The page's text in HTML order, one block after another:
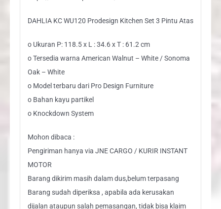
DAHLIA KC WU120 Prodesign Kitchen Set 3 Pintu Atas
o Ukuran P: 118.5 x L : 34.6 x T : 61.2 cm
o Tersedia warna American Walnut – White / Sonoma
Oak – White
o Model terbaru dari Pro Design Furniture
o Bahan kayu partikel
o Knockdown System
Mohon dibaca :
Pengiriman hanya via JNE CARGO / KURIR INSTANT
MOTOR
Barang dikirim masih dalam dus,belum terpasang
Barang sudah diperiksa , apabila ada kerusakan
dijalan ataupun salah pemasangan, tidak bisa klaim